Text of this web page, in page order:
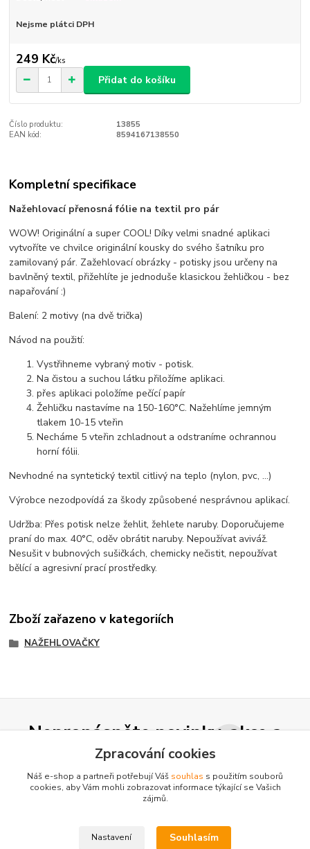
Nejsme plátci DPH
249 Kč/ks
Přidat do košíku
Číslo produktu:
13855
EAN kód:
8594167138550
Kompletní specifikace
Nažehlovací přenosná fólie na textil pro pár
WOW! Originální a super COOL! Díky velmi snadné aplikaci
vytvoříte ve chvilce originální kousky do svého šatníku pro
zamilovaný pár. Zažehlovací obrázky - potisky jsou určeny na
bavlněný textil, přižehlíte je jednoduše klasickou žehličkou - bez
napařování :)
Balení: 2 motivy (na dvě trička)
Návod na použití:
Vystřihneme vybraný motiv - potisk.
Na čistou a suchou látku přiložíme aplikaci.
přes aplikaci položíme pečící papír
Žehličku nastavíme na 150-160°C. Nažehlíme jemným
tlakem 10-15 vteřin
Necháme 5 vteřin zchladnout a odstraníme ochrannou
horní fólii.
Nevhodné na syntetický textil citlivý na teplo (nylon, pvc, ...)
Výrobce nezodpovídá za škody způsobené nesprávnou aplikací.
Udržba: Přes potisk nelze žehlit, žehlete naruby. Doporučujeme
praní do max. 40°C, oděv obrátit naruby. Nepoužívat aviváž.
Nesušit v bubnových sušičkách, chemicky nečistit, nepoužívat
bělící a agresivní prací prostředky.
Zboží zařazeno v kategoriích
NAŽEHLOVAČKY
Nepropásněte novinky, akce a
slevy!
zpracováním osobních údajůza účelem rozesílky newsletteru.
Můžete se kdykoli odhlásit. Zasíláme jednou za 14 dní.
Zpracování cookies
Náš e-shop a partneři potřebují Váš souhlas s použitím souborů
cookies, aby Vám mohli zobrazovat informace týkající se Vašich
zájmů.
Nastavení Souhlasím